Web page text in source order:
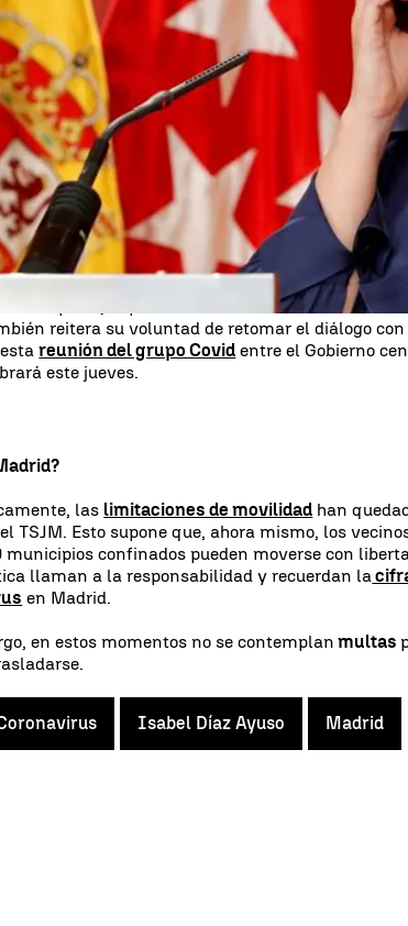
de 2020, 21:52
de 2020, 18:48
deComunidad de Madrid
está celebrando desde
con los técnicos de la Consejería de
tras elfallo del TSJM.
deIsabel Díaz Ayuso
aseguran que esta
sencilla" y quieren tenerla lista antes de
Grupo COVID-19con el Ministerio de Sanidad.
Salvador Illa había pedido una reunión de
. Por su parte, la presidenta de la Comunidad de
reitera su voluntad de retomar el diálogo con
estareunión del grupo Covid entre el Gobierno
este jueves.
las limitaciones de movilidad han
TSJM. Esto supone que, ahora mismo, los
municipios confinados pueden moverse con
llaman a la responsabilidad y recuerdan la
en Madrid.
en estos momentos no se contemplan multas
Isabel Díaz Ayuso Madrid